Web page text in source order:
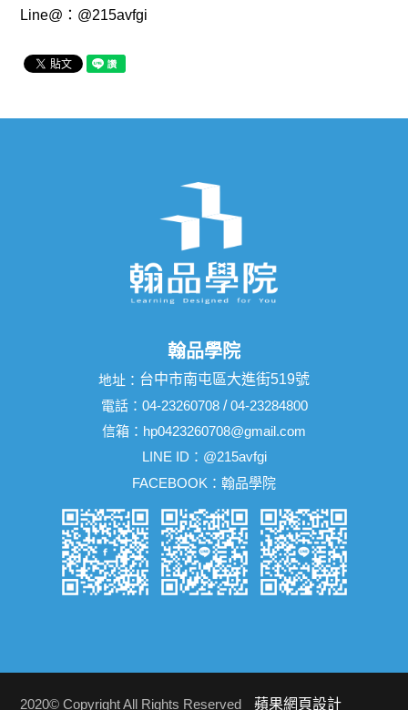
Line@：@215avfgi
翰品學院
地址： 台中市南屯區大進街519號
電話： 04-23260708/04-23284800
信箱： hp0423260708@gmail.com
LINE ID： @215avfgi
FACEBOOK： 翰品學院
2020© Copyright All Rights Reserved 蘋果網頁設計